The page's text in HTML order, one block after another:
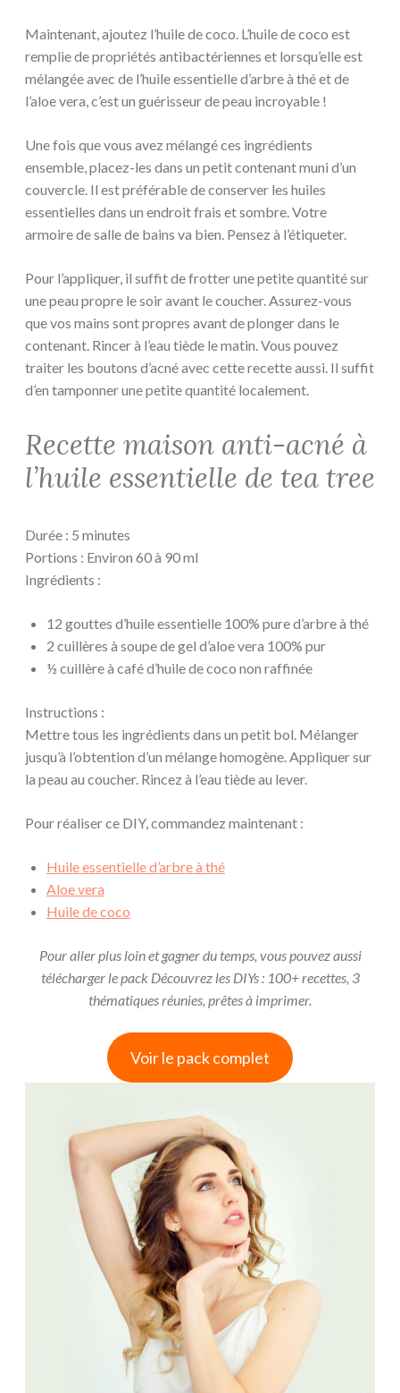
Maintenant, ajoutez l’huile de coco. L’huile de coco est
remplie de propriétés antibactériennes et lorsqu’elle est
mélangée avec de l’huile essentielle d’arbre à thé et de
l’aloe vera, c’est un guérisseur de peau incroyable !
Une fois que vous avez mélangé ces ingrédients
ensemble, placez-les dans un petit contenant muni d’un
couvercle. Il est préférable de conserver les huiles
essentielles dans un endroit frais et sombre. Votre
armoire de salle de bains va bien. Pensez à l’étiqueter.
Pour l’appliquer, il suffit de frotter une petite quantité sur
une peau propre le soir avant le coucher. Assurez-vous
que vos mains sont propres avant de plonger dans le
contenant. Rincer à l’eau tiède le matin. Vous pouvez
traiter les boutons d’acné avec cette recette aussi. Il suffit
d’en tamponner une petite quantité localement.
Recette maison anti-acné à
l’huile essentielle de tea tree
Durée : 5 minutes
Portions : Environ 60 à 90 ml
Ingrédients :
12 gouttes d’huile essentielle 100% pure d’arbre à thé
2 cuillères à soupe de gel d’aloe vera 100% pur
½ cuillère à café d’huile de coco non raffinée
Instructions :
Mettre tous les ingrédients dans un petit bol. Mélanger
jusqu’à l’obtention d’un mélange homogène. Appliquer sur
la peau au coucher. Rincez à l’eau tiède au lever.
Pour réaliser ce DIY, commandez maintenant :
Huile essentielle d’arbre à thé
Aloe vera
Huile de coco
Pour aller plus loin et gagner du temps, vous pouvez aussi
télécharger le pack Découvrez les DIYs : 100+ recettes, 3
thématiques réunies, prêtes à imprimer.
Voir le pack complet